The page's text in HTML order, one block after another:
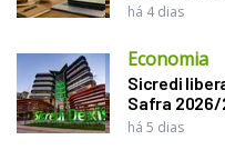
há 4 dias
Economia
Sicredi
Safra 2026/
há 5 dias